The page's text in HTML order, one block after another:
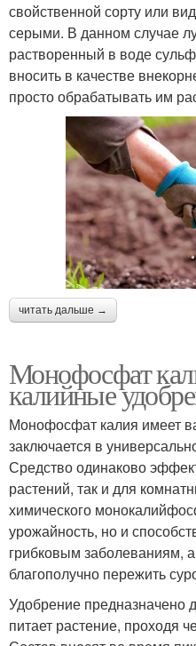
свойственной сорту или
серыми. В данном случае
растворенный в воде
вносить в качестве
просто обрабатывать им
читать дальше →
Монофосфат
калийные
Монофосфат калия имеет
заключается в
Средство одинаково
растений, так и для
химического
урожайность, но и
грибковым заболеваниям,
благополучно пережить
Удобрение предназначено
питает растение, проходя